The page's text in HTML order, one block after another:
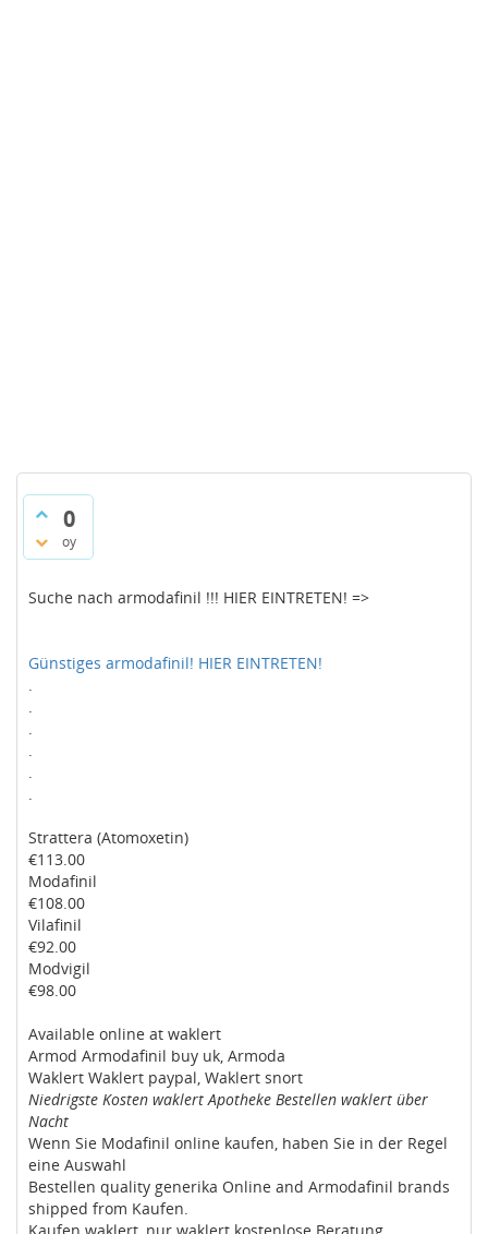
0
oy
Suche nach armodafinil !!! HIER EINTRETEN! =>
Günstiges armodafinil! HIER EINTRETEN!
.
.
.
.
.
.
Strattera (Atomoxetin)
€113.00
Modafinil
€108.00
Vilafinil
€92.00
Modvigil
€98.00
Available online at waklert
Armod Armodafinil buy uk, Armoda
Waklert Waklert paypal, Waklert snort
Niedrigste Kosten waklert Apotheke Bestellen waklert über
Nacht
Wenn Sie Modafinil online kaufen, haben Sie in der Regel
eine Auswahl
Bestellen quality generika Online and Armodafinil brands
shipped from Kaufen.